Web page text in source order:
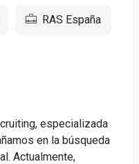
RAS España
especializada
en la búsqueda
Actualmente,